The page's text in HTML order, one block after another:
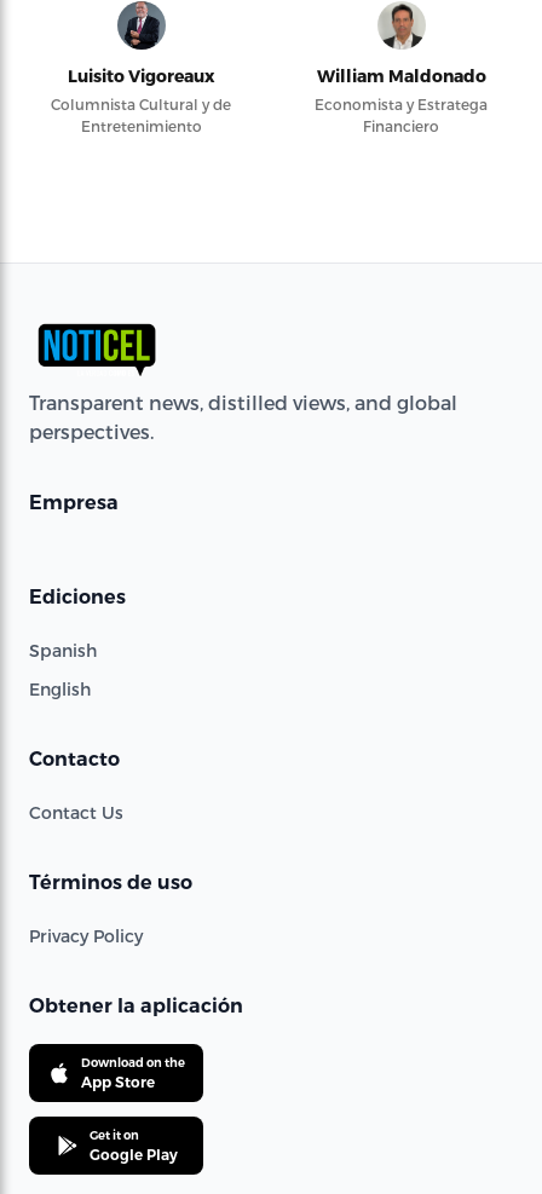
Luisito Vigoreaux
Columnista Cultural y de
Entretenimiento
William Maldonado
Economista y Estratega
Financiero
Transparent news, distilled views, and global
perspectives.
Empresa
Ediciones
Spanish
English
Contacto
Contact Us
Términos de uso
Privacy Policy
Obtener la aplicación
Download on the
App Store
Get it on
Google Play